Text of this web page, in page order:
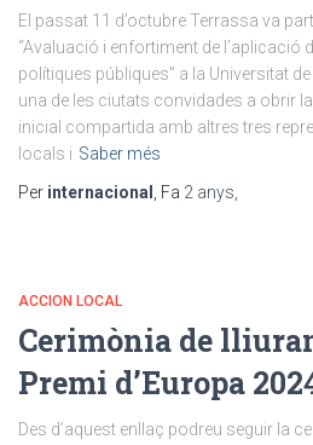
El passat 11 d’octubre Terrassa va
“Avaluació i enfortiment de l’aplicació
polítiques públiques” a la Universitat
una de les ciutats convidades a obrir
inicial compartida amb altres tres
locals i Saber més
Per internacional , Fa 2 anys
ACCION LOCAL
Cerimònia de
Premi d’Europa
Des d’aquest enllaç podreu seguir la